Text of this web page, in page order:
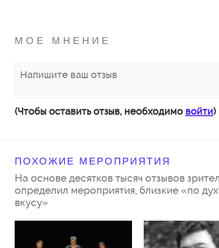
МОЕ МНЕНИЕ
(Чтобы оставить отзыв, необходимо войти)
ПОХОЖИЕ МЕРОПРИЯТИЯ
На основе десятков тысяч отзывов
определил мероприятия, близкие «по
вкусу»